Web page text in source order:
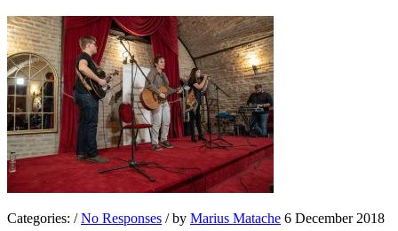
Categories: / No Responses /by Marius Matache 6 December 2018